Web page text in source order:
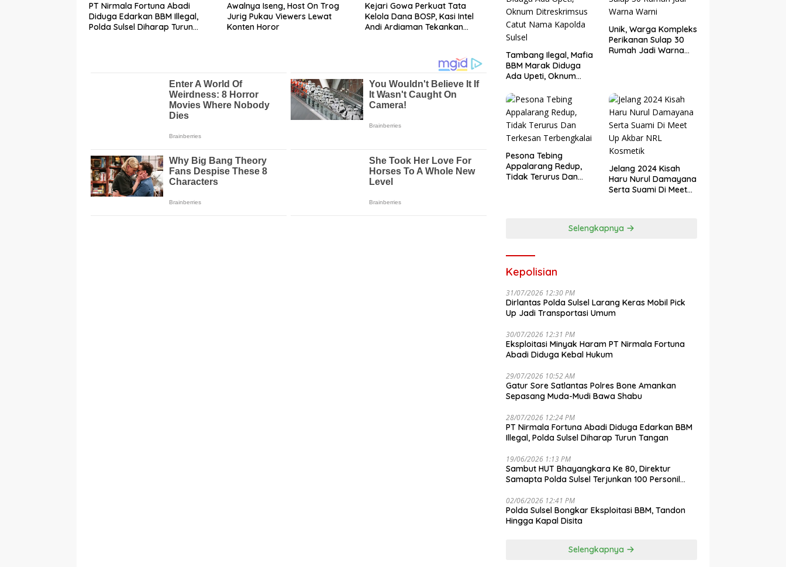
PT Nirmala Fortuna Abadi
Diduga Edarkan BBM Illegal,
Polda Sulsel Diharap Turun
Awalnya Iseng, Host On Trog
Jurig Pukau Viewers Lewat
Konten Horor
Kejari Gowa Perkuat Tata
Kelola Dana BOSP, Kasi Intel
Andi Ardiaman Tekankan
Tambang Ilegal, Mafia
BBM Marak Diduga
Ada Upeti, Oknum
Nama Kapolda Sulsel
Unik, Warga Kompleks
Perikanan Sulap 30
Rumah Jadi Warna
Pesona Tebing
Appalarang Redup,
Tidak Terurus Dan
Jelang 2024 Kisah
Haru Nurul Damayana
Serta Suami Di Meet
Selengkapnya
Kepolisian
31/07/2026 12:30 PM
Dirlantas Polda Sulsel Larang Keras Mobil Pick
Up Jadi Transportasi Umum
30/07/2026 12:31 PM
Eksploitasi Minyak Haram PT Nirmala Fortuna
Abadi Diduga Kebal Hukum
29/07/2026 10:52 AM
Gatur Sore Satlantas Polres Bone Amankan
Sepasang Muda-Mudi Bawa Shabu
28/07/2026 12:24 PM
PT Nirmala Fortuna Abadi Diduga Edarkan BBM
Illegal, Polda Sulsel Diharap Turun Tangan
19/06/2026 1:13 PM
Sambut HUT Bhayangkara Ke 80, Direktur
Samapta Polda Sulsel Terjunkan 100 Personil
02/06/2026 12:41 PM
Polda Sulsel Bongkar Eksploitasi BBM, Tandon
Hingga Kapal Disita
Selengkapnya